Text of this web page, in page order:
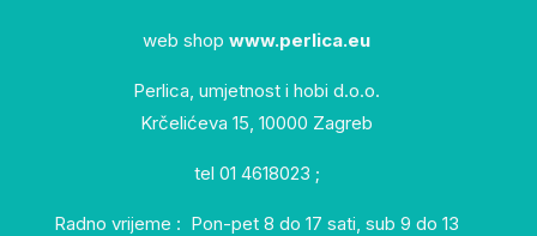
web shop www.perlica.eu
Perlica, umjetnost i hobi d.o.o.
Krčelićeva 15, 10000 Zagreb
tel 01 4618023 ;
Radno vrijeme : Pon-pet 8 do 17 sati, sub 9 do 13